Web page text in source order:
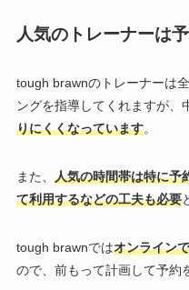
人気のトレーナーは
tough brawnのトレーナーは
ングを指導してくれますが、
りにくくなっています。
また、 人気の時間帯は特に予
て利用するなどの工夫も必要
tough brawnではオンライン
ので、前もって計画して予約